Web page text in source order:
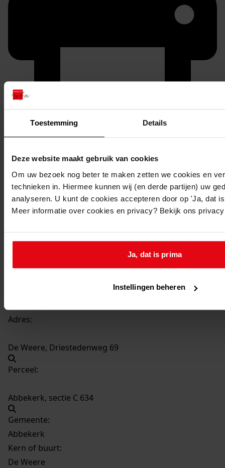
Toestemming Details
Deze website maakt gebruik van cookies
Om uw bezoek nog beter te maken zetten we cookies en
technieken in. Hiermee kunnen wij (en derde partijen) uw
analyseren. U kunt de cookies accepteren door op 'Ja, dat
Meer informatie over cookies en privacy? Bekijk ons
Ja, dat is prima
Instellingen beheren
Printen
Inventaris
Datering:
Adres:
De Weere, Driestedenweg 69
Perceel:
Abbekerk, sectie C 634
Gemeente:
Abbekerk
Kern of buurt:
De Weere